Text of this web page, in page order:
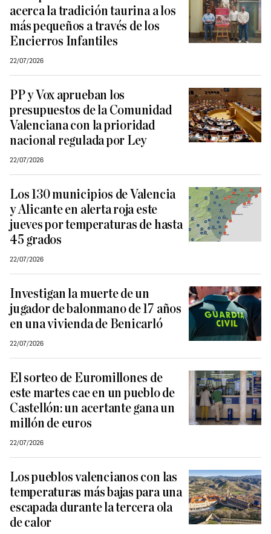
acerca la tradición taurina a los
más pequeños a través de los
Encierros Infantiles
22/07/2026
PP y Vox aprueban los
presupuestos de la Comunidad
Valenciana con la prioridad
nacional regulada por Ley
22/07/2026
Los 130 municipios de Valencia
y Alicante en alerta roja este
jueves por temperaturas de hasta
45 grados
22/07/2026
Investigan la muerte de un
jugador de balonmano de 17 años
en una vivienda de Benicarló
22/07/2026
El sorteo de Euromillones de
este martes cae en un pueblo de
Castellón: un acertante gana un
millón de euros
22/07/2026
Los pueblos valencianos con las
temperaturas más bajas para una
escapada durante la tercera ola
de calor